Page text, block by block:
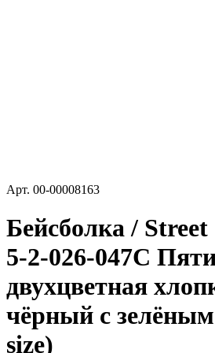
Арт. 00-00008163
Бейсболка / Street
5-2-026-047C
двухцветная
чёрный с
size)